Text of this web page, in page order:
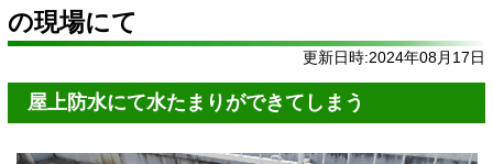
の現場にて
更新日時:2024年08月17日
屋上防水にて水たまりができてしまう